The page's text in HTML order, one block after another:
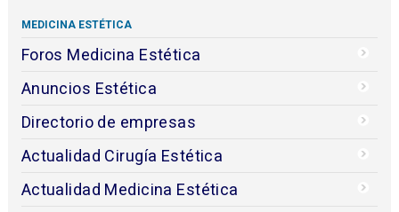
MEDICINA ESTÉTICA
Foros Medicina Estética
Anuncios Estética
Directorio de empresas
Actualidad Cirugía Estética
Actualidad Medicina Estética